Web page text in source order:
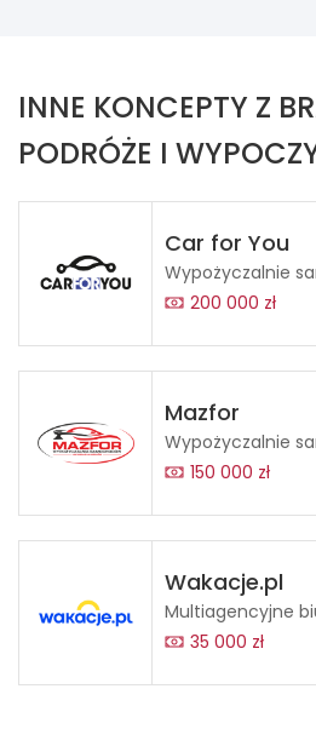
INNE KONCEPTY Z
PODRÓŻE I
Car for You
Wypożyczalnie
200 000 zł
Mazfor
Wypożyczalnie
150 000 zł
Wakacje.pl
Multiagencyjne
35 000 zł